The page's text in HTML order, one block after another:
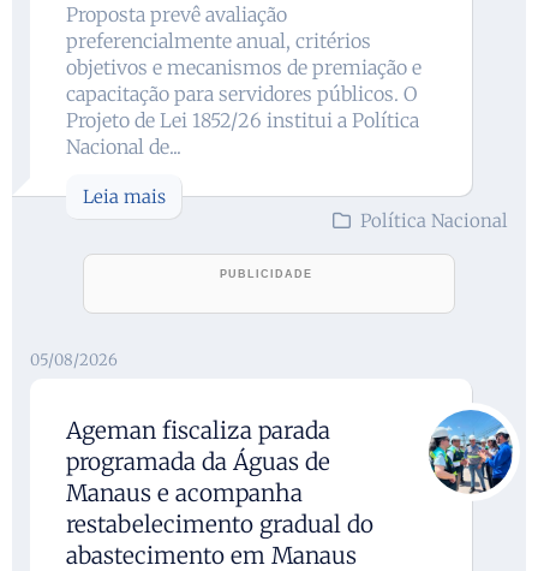
Proposta prevê avaliação
preferencialmente anual, critérios
objetivos e mecanismos de premiação e
capacitação para servidores públicos. O
Projeto de Lei 1852/26 institui a Política
Nacional de...
Leia mais
Política Nacional
05/08/2026
Ageman fiscaliza parada
programada da Águas de
Manaus e acompanha
restabelecimento gradual do
abastecimento em Manaus